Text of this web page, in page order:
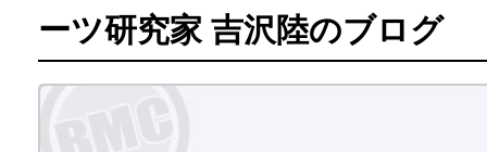
ーツ研究家 吉沢陸のブログ